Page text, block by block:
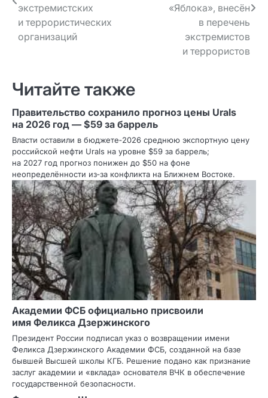
экстремистских
и террористических
организаций
«Яблока», внесён
в перечень
экстремистов
и террористов
Читайте также
Правительство сохранило прогноз цены Urals
на 2026 год — $59 за баррель
Власти оставили в бюджете‑2026 среднюю экспортную цену
российской нефти Urals на уровне $59 за баррель;
на 2027 год прогноз понижен до $50 на фоне
неопределённости из‑за конфликта на Ближнем Востоке.
Академии ФСБ официально присвоили
имя Феликса Дзержинского
Президент России подписал указ о возвращении имени
Феликса Дзержинского Академии ФСБ, созданной на базе
бывшей Высшей школы КГБ. Решение подано как признание
заслуг академии и «вклада» основателя ВЧК в обеспечение
государственной безопасности.